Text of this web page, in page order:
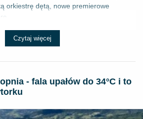
orkiestrę dętą, nowe premierowe
...
Czytaj więcej
- fala upałów do 34°C i to